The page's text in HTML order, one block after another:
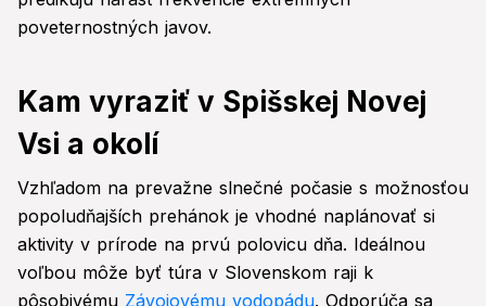
poveternostných javov.
Kam vyraziť v Spišskej Novej
Vsi a okolí
Vzhľadom na prevažne slnečné počasie s možnosťou
popoludňajších prehánok je vhodné naplánovať si
aktivity v prírode na prvú polovicu dňa. Ideálnou
voľbou môže byť túra v Slovenskom raji k
pôsobivému Závojovému vodopádu. Odporúča sa